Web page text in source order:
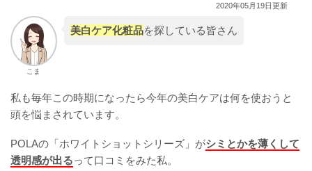
2020年05月19日更新
こま
美白ケア化粧品を探している皆さん
私も毎年この時期になったら今年の美白ケアは何を使おうと
頭を悩まされています。
POLAの「ホワイトショットシリーズ」がシミとかを薄くして
透明感が出るって口コミをみた私。